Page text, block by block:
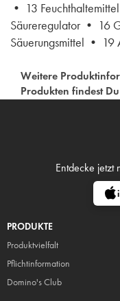
• 13
Säureregulator • 16
Säuerungsmittel • 19
Weitere
Produkten findest Du
Entdecke jetzt
PRODUKTE
Produktvielfalt
Pflichtinformation
Domino's Club